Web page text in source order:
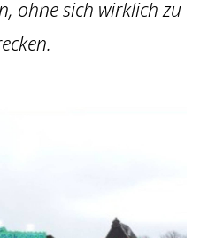
ohne sich wirklich zu